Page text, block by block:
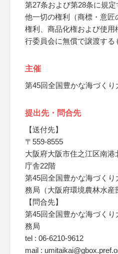
第27条および第28条に規
他一切の権利（商標・意匠
権利、商品化権および使用
行委員会に無償で譲渡する
主催
第45回全国豊かな海づく
提出先・問合先
【送付先】
〒559-8555
大阪府大阪市住之江区南港
庁舎22階
第45回全国豊かな海づく
務局（大阪府環境農林水産
【問合先】
第45回全国豊かな海づく
務局
tel : 06-6210-9612
mail :